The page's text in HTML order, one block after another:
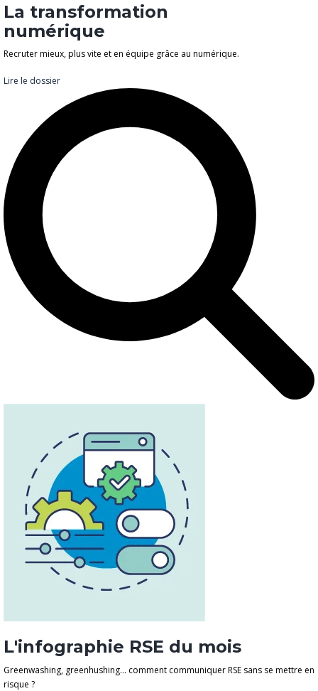
La transformation
numérique
Recruter mieux, plus vite et en équipe grâce au numérique.
Lire le dossier
L'infographie RSE du mois
Greenwashing, greenhushing… comment communiquer RSE sans se mettre en
risque ?